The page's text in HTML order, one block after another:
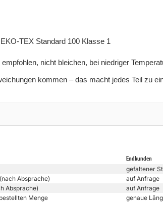
TEX Standard 100 Klasse 1
nicht bleichen, bei niedriger
kommen – das macht jedes Teil zu
Endkunden
gefaltener
Absprache)
auf Anfrage
Absprache)
auf Anfrage
Menge
genaue